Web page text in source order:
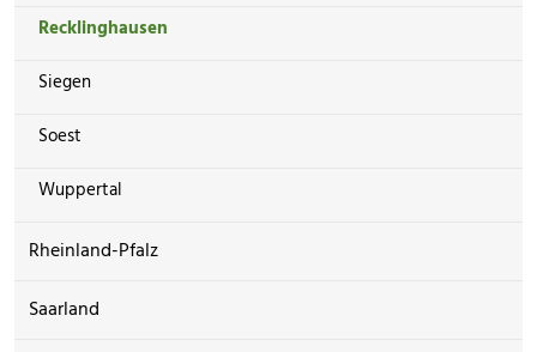
Recklinghausen
Siegen
Soest
Wuppertal
Rheinland-Pfalz
Saarland